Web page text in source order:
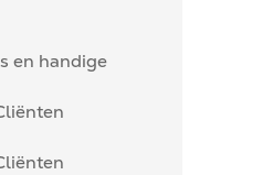
en handige